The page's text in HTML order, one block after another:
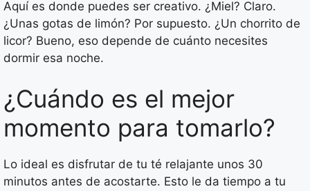
Aquí es donde puedes ser creativo. ¿Miel? Claro.
¿Unas gotas de limón? Por supuesto. ¿Un chorrito de
licor? Bueno, eso depende de cuánto necesites
dormir esa noche.
¿Cuándo es el mejor
momento para tomarlo?
Lo ideal es disfrutar de tu té relajante unos 30
minutos antes de acostarte. Esto le da tiempo a tu